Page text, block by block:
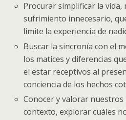
Procurar simplificar la vida,
sufrimiento innecesario,
limite la experiencia de
Buscar la sincronía con el
los matices y diferencias
el estar receptivos al
conciencia de los hechos
Conocer y valorar nuestros
contexto, explorar cuáles